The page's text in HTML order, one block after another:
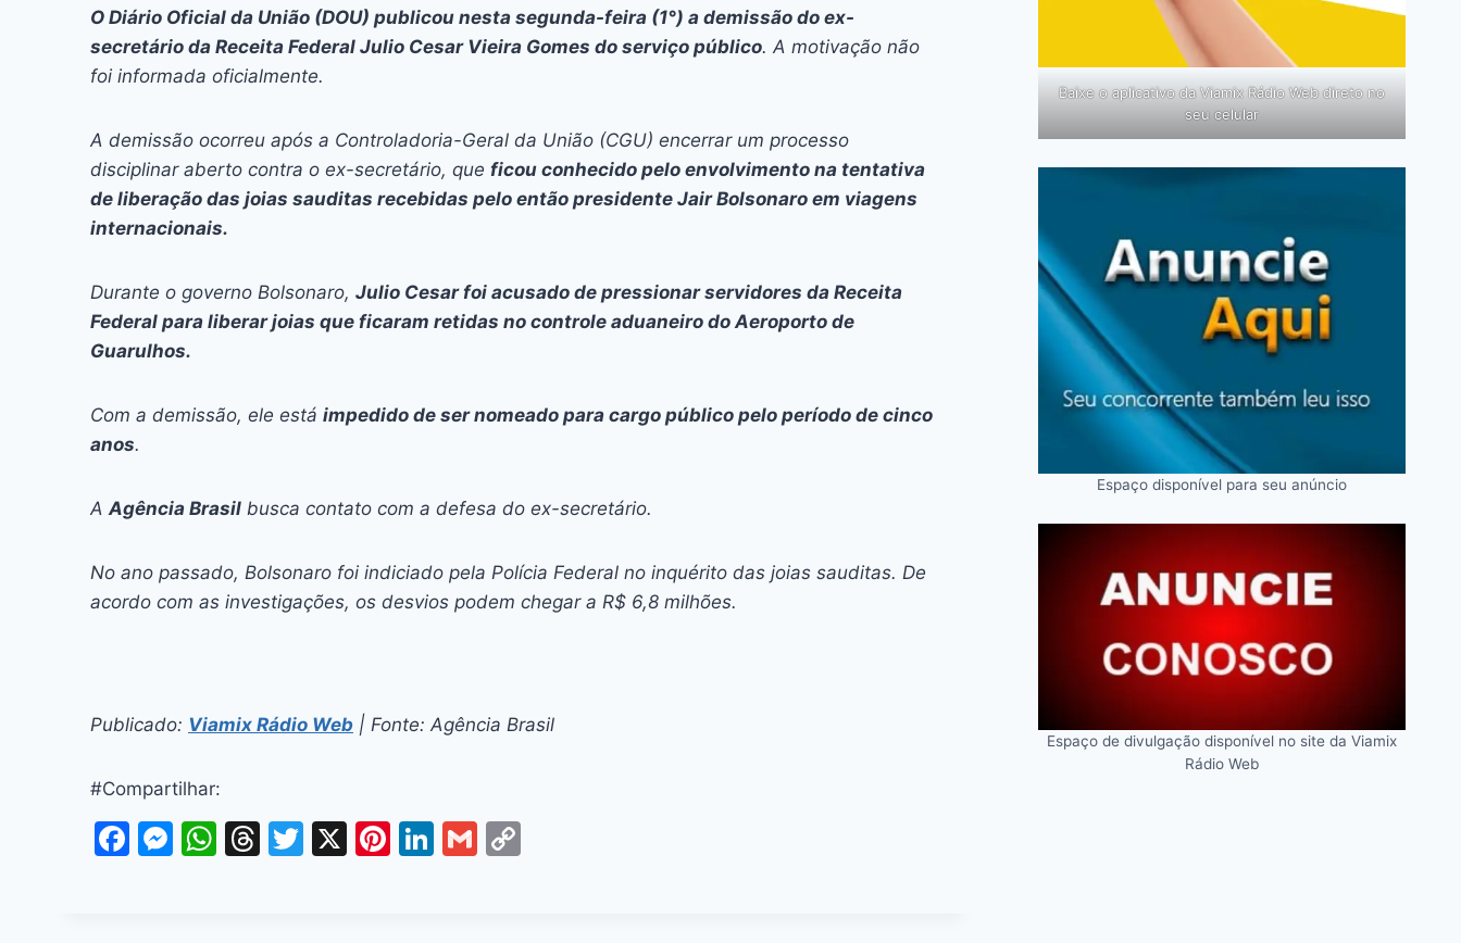
c
e
b
o
k
s
s
e
g
er
at
s
A
p
e
a
d
itt
er
er
e
k
e
ai
l
p
y
k
O Diário Oficial da União (DOU) publicou nesta segunda-feira (1°) a demissão do ex-
secretário da Receita Federal Julio Cesar Vieira Gomes do serviço público. A motivação não
foi informada oficialmente.
A demissão ocorreu após a Controladoria-Geral da União (CGU) encerrar um processo
disciplinar aberto contra o ex-secretário, que ficou conhecido pelo envolvimento na tentativa
de liberação das joias sauditas recebidas pelo então presidente Jair Bolsonaro em viagens
internacionais.
Durante o governo Bolsonaro, Julio Cesar foi acusado de pressionar servidores da Receita
Federal para liberar joias que ficaram retidas no controle aduaneiro do Aeroporto de
Guarulhos.
Com a demissão, ele está impedido de ser nomeado para cargo público pelo período de cinco
anos.
AAgência Brasil busca contato com a defesa do ex-secretário.
No ano passado, Bolsonaro foi indiciado pela Polícia Federal no inquérito das joias sauditas. De
acordo com as investigações, os desvios podem chegar a R$ 6,8 milhões.
Publicado: Viamix Rádio Web | Fonte: Agência Brasil
#Compartilhar:
F
M W T
T
X
Pi Li G
Baixe o aplicativo da Viamix Rádio Web direto no
seu celular
Espaço disponível para seu anúncio
Espaço de divulgação disponível no site da Viamix
Rádio Web